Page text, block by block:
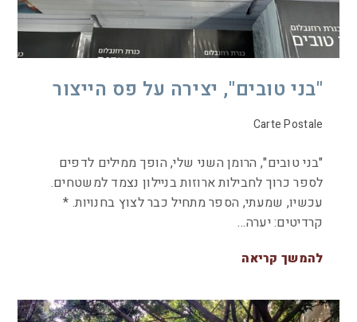
"בני טובים", יצירה על פס הייצור
Carte Postale
"בני טובים", הרומן השני שלי, הופך ממילים לדפים
לספר כרוך לחבילות ארוזות בניילון נצמד למשטחים.
עכשיו, שמעתי, הספר מתחיל כבר לצוץ בחנויות. *
קרדיטים: יערה…
להמשך קריאה